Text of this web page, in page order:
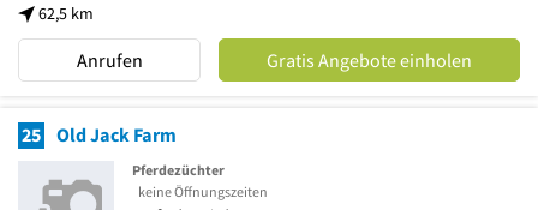
62,5 km
Anrufen Gratis Angebote einholen
25 Old Jack Farm
Pferdezüchter
keine Öffnungszeiten